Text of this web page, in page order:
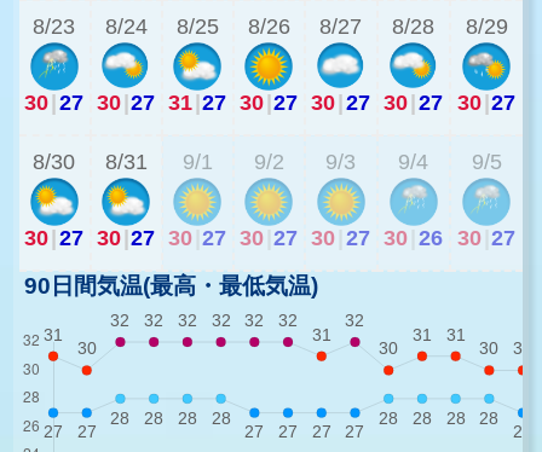
8/23
30 27
8/24
30 27
8/25
31 27
8/26
30 27
8/27
30 27
8/28
30 27
8/29
30 27
8/30
30 27
8/31
30 27
9/1
30 27
9/2
30 27
9/3
30 27
9/4
30 26
9/5
30 27
90日間気温(最高・最低気温)